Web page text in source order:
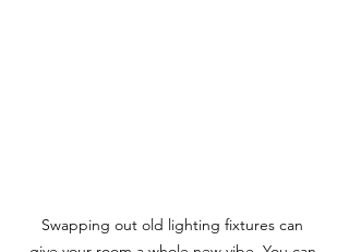
Swapping out old lighting fixtures can